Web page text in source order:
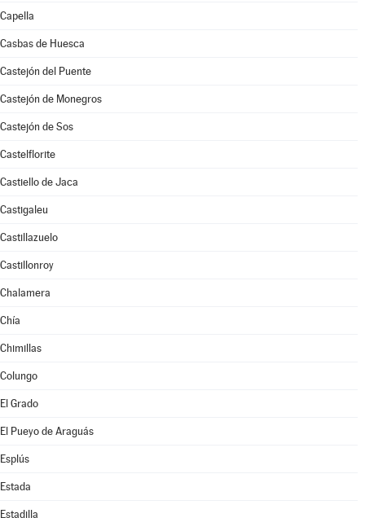
Capella
Casbas de Huesca
Castejón del Puente
Castejón de Monegros
Castejón de Sos
Castelflorite
Castiello de Jaca
Castigaleu
Castillazuelo
Castillonroy
Chalamera
Chía
Chimillas
Colungo
El Grado
El Pueyo de Araguás
Esplús
Estada
Estadilla